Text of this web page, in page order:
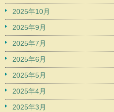
2025年10月
2025年9月
2025年7月
2025年6月
2025年5月
2025年4月
2025年3月